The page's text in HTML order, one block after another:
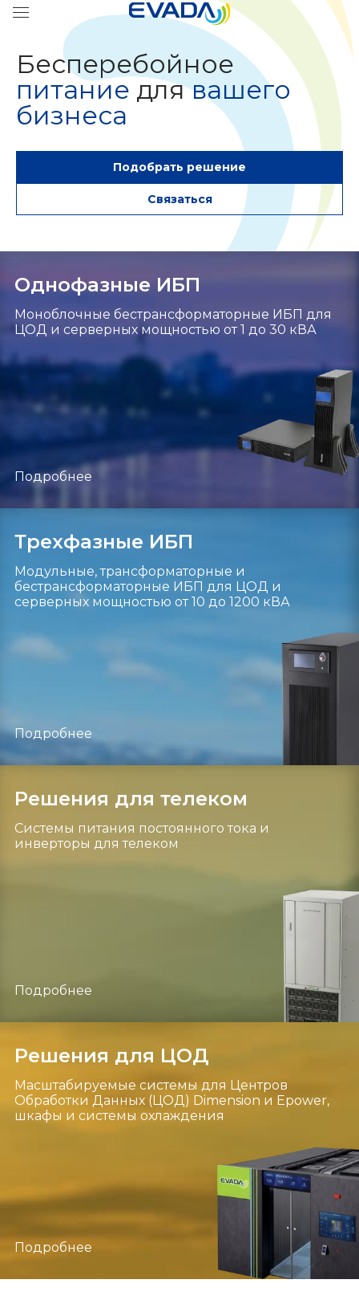
Бесперебойное
питание длявашего
бизнеса
Подобрать решение
Связаться
Однофазные ИБП
Моноблочные бестрансформаторные ИБП для
ЦОД и серверных мощностью от 1 до 30 кВА
Подробнее
Трехфазные ИБП
Модульные, трансформаторные и
бестрансформаторные ИБП для ЦОД и
серверных мощностью от 10 до 1200 кВА
Подробнее
Решения для телеком
Системы питания постоянного тока и
инверторы для телеком
Подробнее
Решения для ЦОД
Масштабируемые системы для Центров
Обработки Данных (ЦОД) Dimension и Epower,
шкафы и системы охлаждения
Подробнее